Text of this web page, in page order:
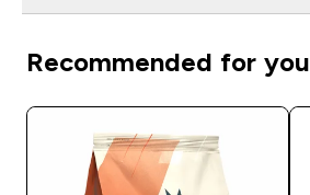
Recommended for you